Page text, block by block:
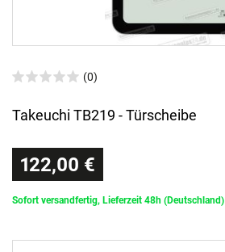
(0)
Takeuchi TB219 - Türscheibe
122,00 €
Sofort versandfertig, Lieferzeit 48h (Deutschland)